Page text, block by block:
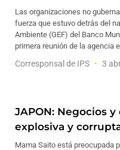
Las organizaciones no
fuerza que estuvo detrás del
Ambiente (GEF) del Banco
primera reunión de la agencia
Corresponsal de IPS 3
JAPON: Negocios
explosiva y
Mama Saito está preocupada